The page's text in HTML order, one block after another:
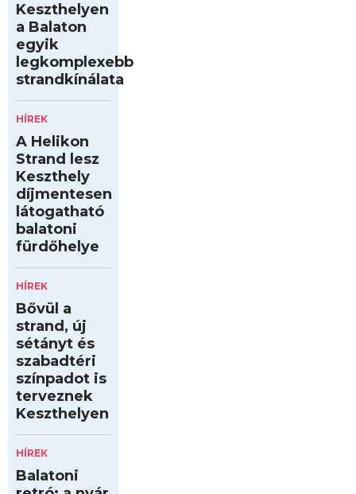
Keszthelyen
a Balaton
egyik
legkomplexebb
strandkínálata
HÍREK
A Helikon
Strand lesz
Keszthely
díjmentesen
látogatható
balatoni
fürdőhelye
HÍREK
Bővül a
strand, új
sétányt és
szabadtéri
színpadot is
terveznek
Keszthelyen
HÍREK
Balatoni